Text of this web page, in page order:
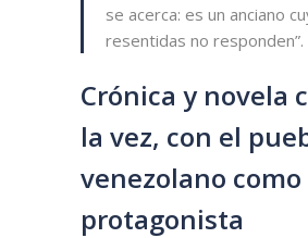
se acerca: es un anciano
resentidas no responden”.
Crónica y novela
la vez, con el
venezolano como
protagonista